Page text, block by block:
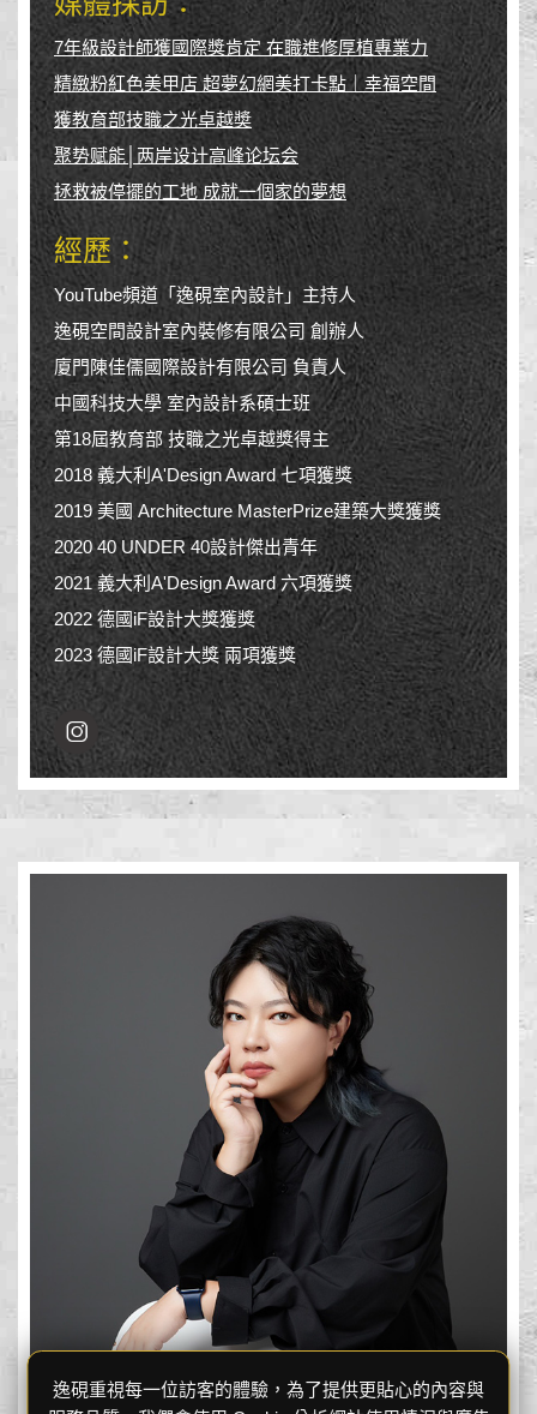
7年級設計師獲國際獎肯定 在職進修厚植專業力
精緻粉紅色美甲店 超夢幻網美打卡點｜幸福空間
獲教育部技職之光卓越奬
聚势赋能│两岸设计高峰论坛会
拯救被停擺的工地 成就一個家的夢想
經歷：
YouTube頻道「逸硯室內設計」主持人
逸硯空間設計室內裝修有限公司 創辦人
廈門陳佳儒國際設計有限公司 負責人
中國科技大學 室內設計系碩士班
第18屆教育部 技職之光卓越獎得主
2018 義大利A'Design Award 七項獲獎
2019 美國 Architecture MasterPrize建築大獎獲獎
2020 40 UNDER 40設計傑出青年
2021 義大利A'Design Award 六項獲獎
2022 德國iF設計大獎獲獎
2023 德國iF設計大獎 兩項獲獎
逸硯重視每一位訪客的體驗，為了提供更貼心的內容與